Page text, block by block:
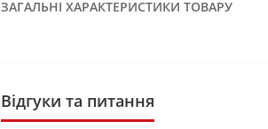
ЗАГАЛЬНІ ХАРАКТЕРИСТИКИ ТОВАРУ
Відгуки та питання